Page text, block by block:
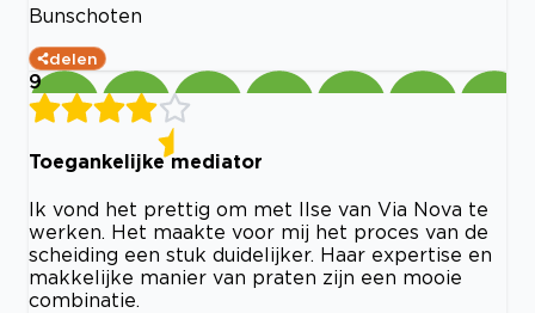
Bunschoten
delen
9
Toegankelijke mediator
Ik vond het prettig om met Ilse van Via Nova te
werken. Het maakte voor mij het proces van de
scheiding een stuk duidelijker. Haar expertise en
makkelijke manier van praten zijn een mooie
combinatie.